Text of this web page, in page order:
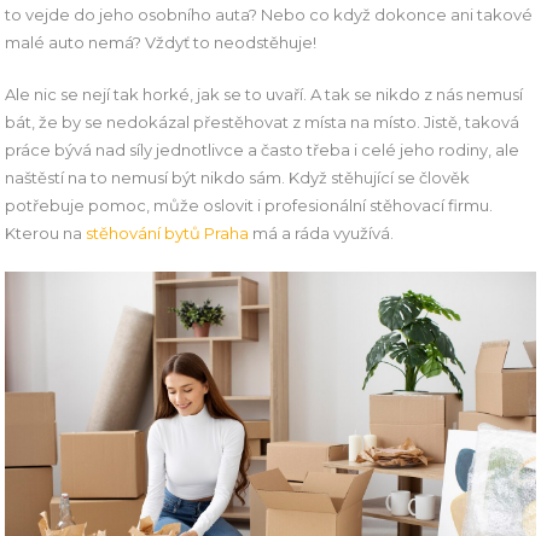
to vejde do jeho osobního auta? Nebo co když dokonce ani takové
malé auto nemá? Vždyť to neodstěhuje!
Ale nic se nejí tak horké, jak se to uvaří. A tak se nikdo z nás nemusí
bát, že by se nedokázal přestěhovat z místa na místo. Jistě, taková
práce bývá nad síly jednotlivce a často třeba i celé jeho rodiny, ale
naštěstí na to nemusí být nikdo sám. Když stěhující se člověk
potřebuje pomoc, může oslovit i profesionální stěhovací firmu.
Kterou na stěhování bytů Praha má a ráda využívá.